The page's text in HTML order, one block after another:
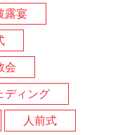
露宴
会
ディング
人前式